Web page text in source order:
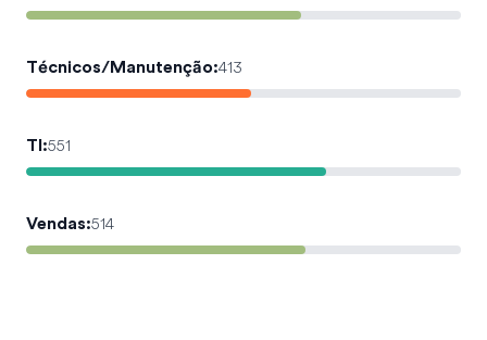
Técnicos/Manutenção:413
TI:551
Vendas:514